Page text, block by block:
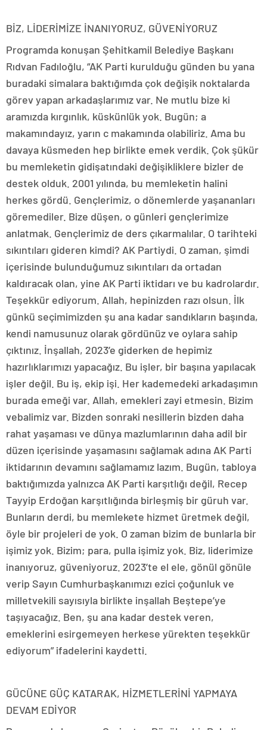
BİZ, LİDERİMİZE İNANIYORUZ, GÜVENİYORUZ
Programda konuşan Şehitkamil Belediye Başkanı
Rıdvan Fadıloğlu, “AK Parti kurulduğu günden bu yana
buradaki simalara baktığımda çok değişik noktalarda
görev yapan arkadaşlarımız var. Ne mutlu bize ki
aramızda kırgınlık, küskünlük yok. Bugün; a
makamındayız, yarın c makamında olabiliriz. Ama bu
davaya küsmeden hep birlikte emek verdik. Çok şükür
bu memleketin gidişatındaki değişikliklere bizler de
destek olduk. 2001 yılında, bu memleketin halini
herkes gördü. Gençlerimiz, o dönemlerde yaşananları
göremediler. Bize düşen, o günleri gençlerimize
anlatmak. Gençlerimiz de ders çıkarmalılar. O tarihteki
sıkıntıları gideren kimdi? AK Partiydi. O zaman, şimdi
içerisinde bulunduğumuz sıkıntıları da ortadan
kaldıracak olan, yine AK Parti iktidarı ve bu kadrolardır.
Teşekkür ediyorum. Allah, hepinizden razı olsun. İlk
günkü seçimimizden şu ana kadar sandıkların başında,
kendi namusunuz olarak gördünüz ve oylara sahip
çıktınız. İnşallah, 2023’e giderken de hepimiz
hazırlıklarımızı yapacağız. Bu işler, bir başına yapılacak
işler değil. Bu iş, ekip işi. Her kademedeki arkadaşımın
burada emeği var. Allah, emekleri zayi etmesin. Bizim
vebalimiz var. Bizden sonraki nesillerin bizden daha
rahat yaşaması ve dünya mazlumlarının daha adil bir
düzen içerisinde yaşamasını sağlamak adına AK Parti
iktidarının devamını sağlamamız lazım. Bugün, tabloya
baktığımızda yalnızca AK Parti karşıtlığı değil, Recep
Tayyip Erdoğan karşıtlığında birleşmiş bir güruh var.
Bunların derdi, bu memlekete hizmet üretmek değil,
öyle bir projeleri de yok. O zaman bizim de bunlarla bir
işimiz yok. Bizim; para, pulla işimiz yok. Biz, liderimize
inanıyoruz, güveniyoruz. 2023’te el ele, gönül gönüle
verip Sayın Cumhurbaşkanımızı ezici çoğunluk ve
milletvekili sayısıyla birlikte inşallah Beştepe’ye
taşıyacağız. Ben, şu ana kadar destek veren,
emeklerini esirgemeyen herkese yürekten teşekkür
ediyorum” ifadelerini kaydetti.
GÜCÜNE GÜÇ KATARAK, HİZMETLERİNİ YAPMAYA
DEVAM EDİYOR